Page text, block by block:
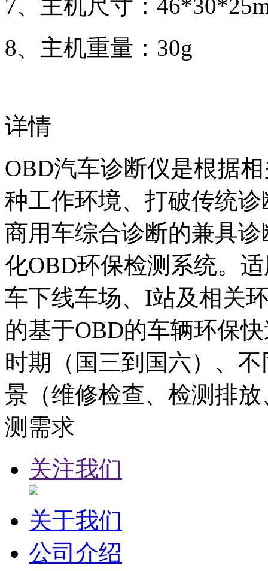
7、主机尺寸：
8、主机重量：30g
详情
OBD汽车诊断仪是根据
种工作环境、打破传统
商用车综合诊断的兼具
化OBD环保检测系统。
车下线车场、I站及相关
的基于OBD的车辆环保
时期（国三到国六）、
景（维修检查、检测排
测需求
关注我们
关于我们
公司介绍